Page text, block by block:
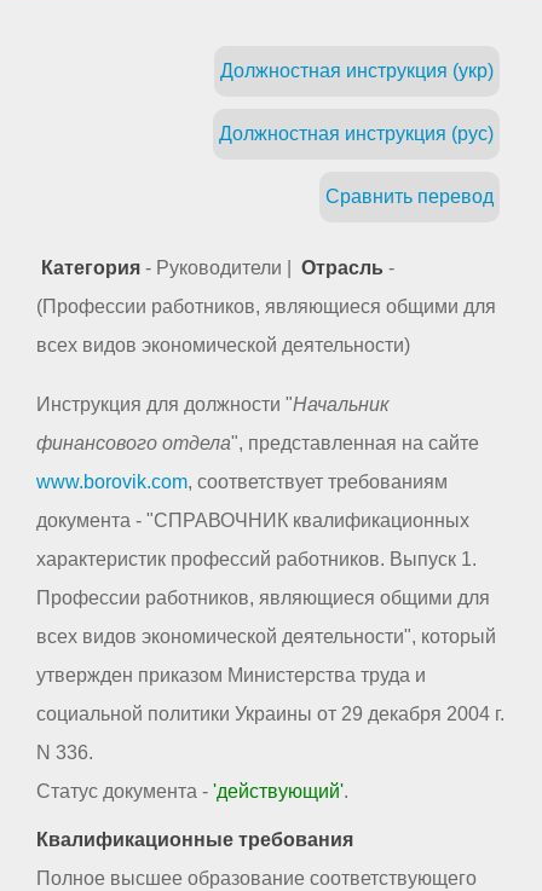
Должностная инструкция (укр)
Должностная инструкция (рус)
Сравнить перевод
Категория - Руководители | Отрасль -
(Профессии работников, являющиеся общими для
всех видов экономической деятельности)
Инструкция для должности "Начальник
финансового отдела", представленная на сайте
www.borovik.com, соответствует требованиям
документа - "СПРАВОЧНИК квалификационных
характеристик профессий работников. Выпуск 1.
Профессии работников, являющиеся общими для
всех видов экономической деятельности", который
утвержден приказом Министерства труда и
социальной политики Украины от 29 декабря 2004 г.
N 336.
Статус документа - 'действующий'.
Квалификационные требования
Полное высшее образование соответствующего